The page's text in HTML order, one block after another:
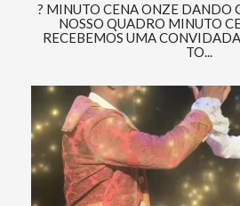
? MINUTO CENA ONZE DANDO
NOSSO QUADRO MINUTO
RECEBEMOS UMA
TO...